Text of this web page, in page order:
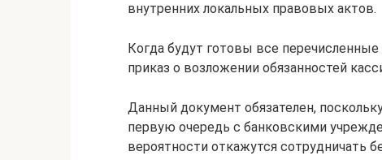
внутренних локальных правовых актов.
Когда будут готовы все
приказ о возложении обязанностей
Данный документ обязателен,
первую очередь с банковскими
вероятности откажутся сотрудничать